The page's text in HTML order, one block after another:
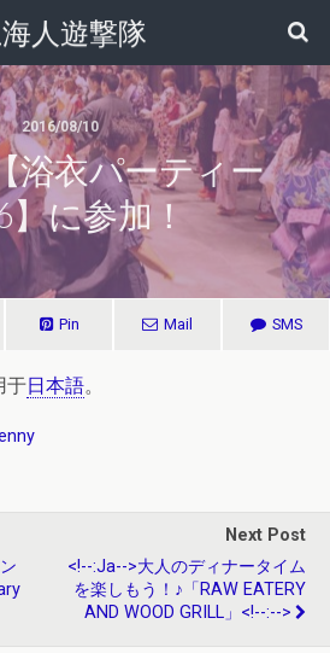
海人遊撃隊
2016/08/10
浴衣パーティー
】に参加！
Pin Mail SMS
于日本語。
Next Post
<!--:ja-->大人のディナータイム
を楽しもう！♪「RAW EATERY
AND WOOD GRILL」<!--:-->